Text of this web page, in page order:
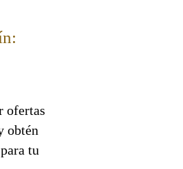
ofertas
obtén
tu